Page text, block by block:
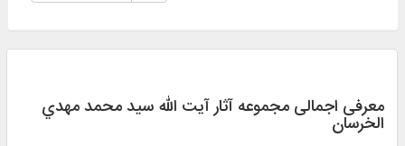
معرفی اجمالی مجموعه آثار آيت الله سيد محمد مهدي
الخرسان